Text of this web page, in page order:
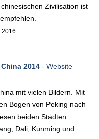
Zivilisation ist
2016
2014 - Website
mit vielen Bildern. Mit
Bogen von Peking nach
beiden Städten
Dali, Kunming und